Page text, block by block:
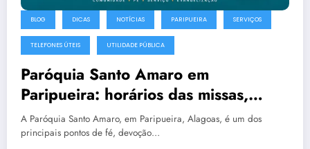
BLOG DICAS NOTÍCIAS PARIPUEIRA SERVIÇOS
TELEFONES ÚTEIS UTILIDADE PÚBLICA
Paróquia Santo Amaro em
Paripueira: horários das missas,
missa dominical, confissões e
funcionamento da igreja
A Paróquia Santo Amaro, em Paripueira, Alagoas, é um dos
principais pontos de fé, devoção…